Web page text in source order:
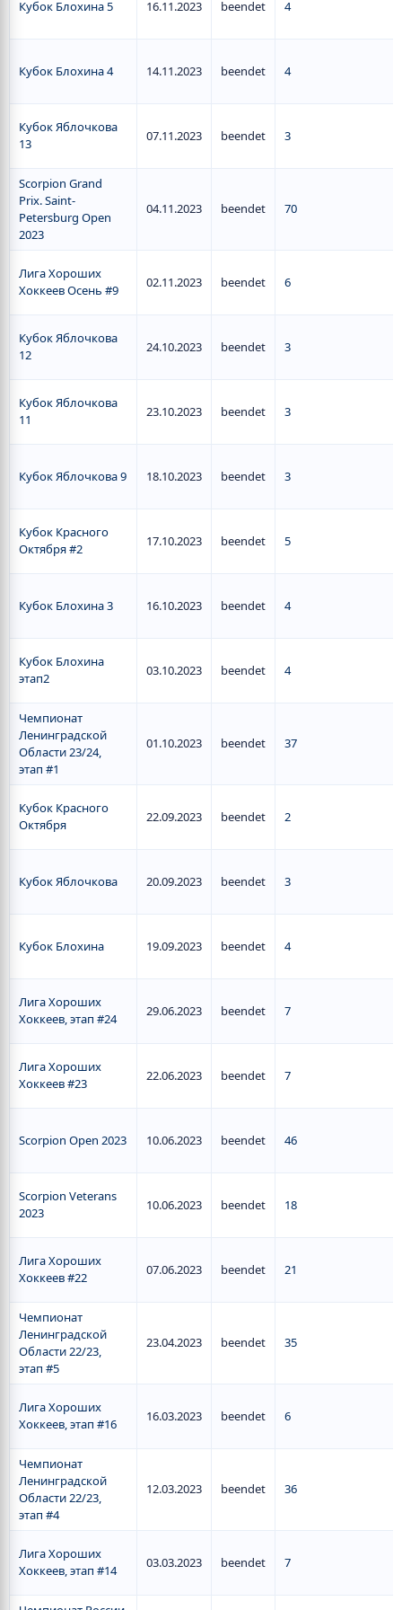
Кубок Блохина 5 16.11.2023 beendet 4
Кубок Блохина 4 14.11.2023 beendet 4
Кубок Яблочкова
13
07.11.2023 beendet 3
Scorpion Grand
Prix. Saint-
Petersburg Open
2023
04.11.2023 beendet 70
Лига Хороших
Хоккеев Осень #9
02.11.2023 beendet 6
Кубок Яблочкова
12
24.10.2023 beendet 3
Кубок Яблочкова
11
23.10.2023 beendet 3
Кубок Яблочкова 9 18.10.2023 beendet 3
Кубок Красного
Октября #2
17.10.2023 beendet 5
Кубок Блохина 3 16.10.2023 beendet 4
Кубок Блохина
этап2
03.10.2023 beendet 4
Чемпионат
Ленинградской
Области 23/24,
этап #1
01.10.2023 beendet 37
Кубок Красного
Октября
22.09.2023 beendet 2
Кубок Яблочкова 20.09.2023 beendet 3
Кубок Блохина 19.09.2023 beendet 4
Лига Хороших
Хоккеев, этап #24
29.06.2023 beendet 7
Лига Хороших
Хоккеев #23
22.06.2023 beendet 7
Scorpion Open 2023 10.06.2023 beendet 46
Scorpion Veterans
2023
10.06.2023 beendet 18
Лига Хороших
Хоккеев #22
07.06.2023 beendet 21
Чемпионат
Ленинградской
Области 22/23,
этап #5
23.04.2023 beendet 35
Лига Хороших
Хоккеев, этап #16
16.03.2023 beendet 6
Чемпионат
Ленинградской
Области 22/23,
этап #4
12.03.2023 beendet 36
Лига Хороших
Хоккеев, этап #14
03.03.2023 beendet 7